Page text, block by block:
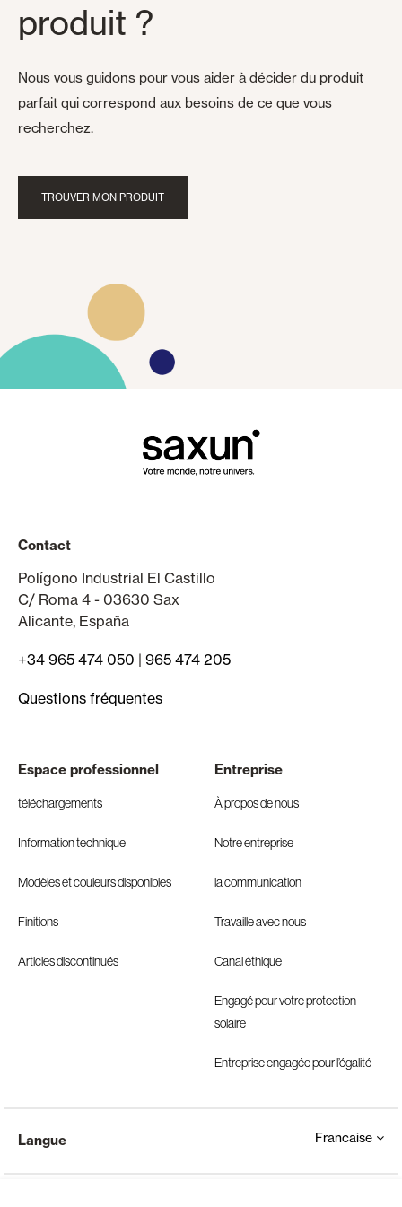
produit ?
Nous vous guidons pour vous aider à décider du produit
parfait qui correspond aux besoins de ce que vous
recherchez.
TROUVER MON PRODUIT
Contact
Polígono Industrial El Castillo
C/ Roma 4 - 03630 Sax
Alicante, España
+34 965 474 050 | 965 474 205
Questions fréquentes
Espace professionnel
téléchargements
Information technique
Modèles et couleurs disponibles
Finitions
Articles discontinués
Entreprise
À propos de nous
Notre entreprise
la communication
Travaille avec nous
Canal éthique
Engagé pour votre protection
solaire
Entreprise engagée pour l’égalité
Langue Francaise